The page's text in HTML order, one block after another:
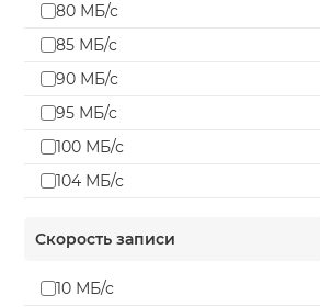
80 МБ/с
85 МБ/с
90 МБ/с
95 МБ/с
100 МБ/с
104 МБ/с
120 МБ/с
130 МБ/с
Скорость записи
10 МБ/с